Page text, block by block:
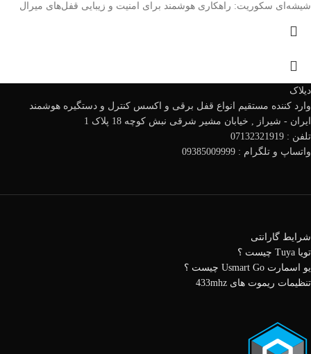
شیشه‌ای سکوریت: راهکاری هوشمند برای امنیت و زیبایی قفل‌های میرال
دیلاک
وارد کننده مستقیم انواع قفل برقی و اکسس کنترل و دستگیره هوشمند
ایران - شیراز , خیابان مشیر شرقی نبش کوچه 18 پلاک 1
تلفن : 07132321919
واتساپ و تلگرام : 09385009999
شرایط گارانتی
تویا Tuya چیست ؟
یو اسمارت Usmart Go چیست ؟
تنظیمات ریموت های 433mhz